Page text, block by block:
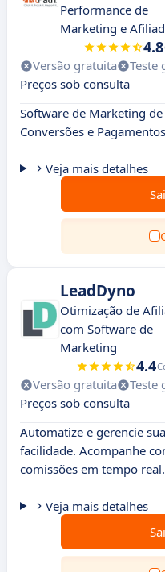
Performance de
Marketing e
4.8
Versão gratuita Teste
Preços sob consulta
Software de Marketing
Conversões e
Veja mais detalhes
LeadDyno
Otimização de
com Software de
Marketing
4.4
Versão gratuita Teste
Preços sob consulta
Automatize e gerencie
facilidade. Acompanhe
comissões em tempo real.
Veja mais detalhes